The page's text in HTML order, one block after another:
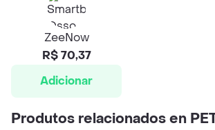
ZeeNow
R$ 70,37
Adicionar
Produtos relacionados en